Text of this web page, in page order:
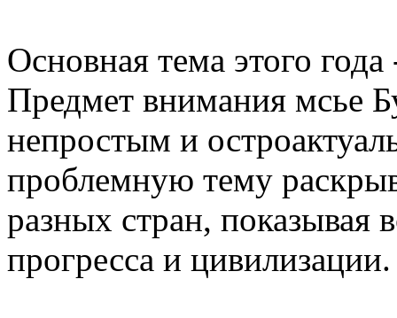
Основная тема этого
Предмет внимания мсье
непростым и
проблемную тему
разных стран,
прогресса и цивилизации.